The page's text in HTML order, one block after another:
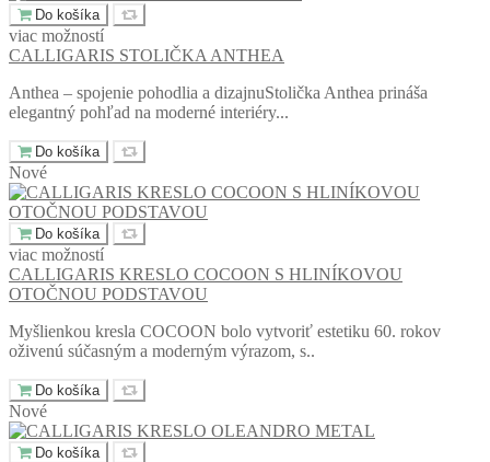
Do košíka
viac možností
CALLIGARIS STOLIČKA ANTHEA
Anthea – spojenie pohodlia a dizajnuStolička Anthea prináša
elegantný pohľad na moderné interiéry...
Do košíka
Nové
Do košíka
viac možností
CALLIGARIS KRESLO COCOON S HLINÍKOVOU
OTOČNOU PODSTAVOU
Myšlienkou kresla COCOON bolo vytvoriť estetiku 60. rokov
oživenú súčasným a moderným výrazom, s..
Do košíka
Nové
Do košíka